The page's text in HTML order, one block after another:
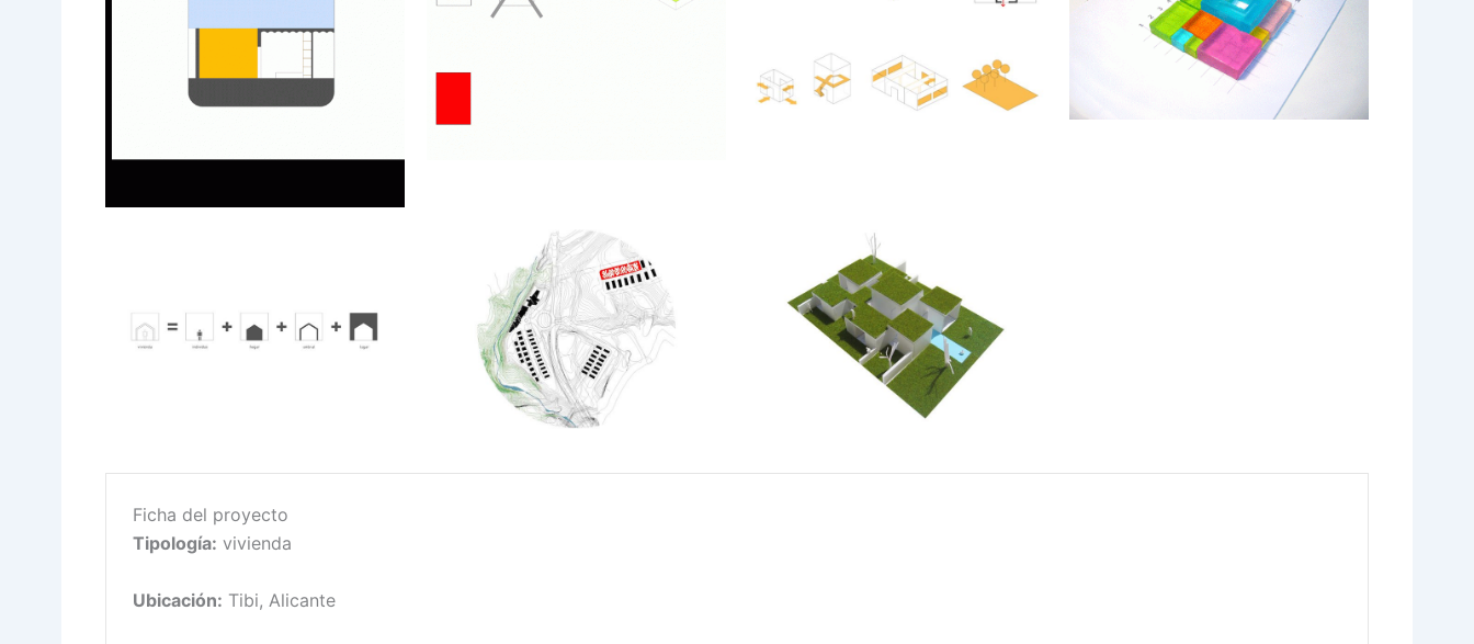
Ficha del proyecto
Tipología: vivienda
Ubicación: Tibi, Alicante